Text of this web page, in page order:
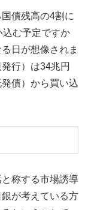
債残高の4割に
む予定ですか
日が想像されま
行）は34兆円
債）から買い込
称する市場誘導
が考えている方